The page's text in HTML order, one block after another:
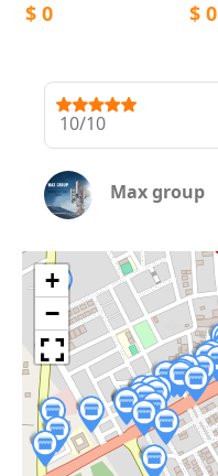
0
$
0
$
10/10
Max group
+
−